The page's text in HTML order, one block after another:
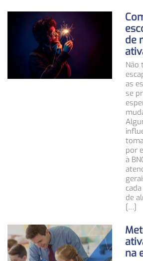
de
Não
as
se
por
à
de
[…]
na